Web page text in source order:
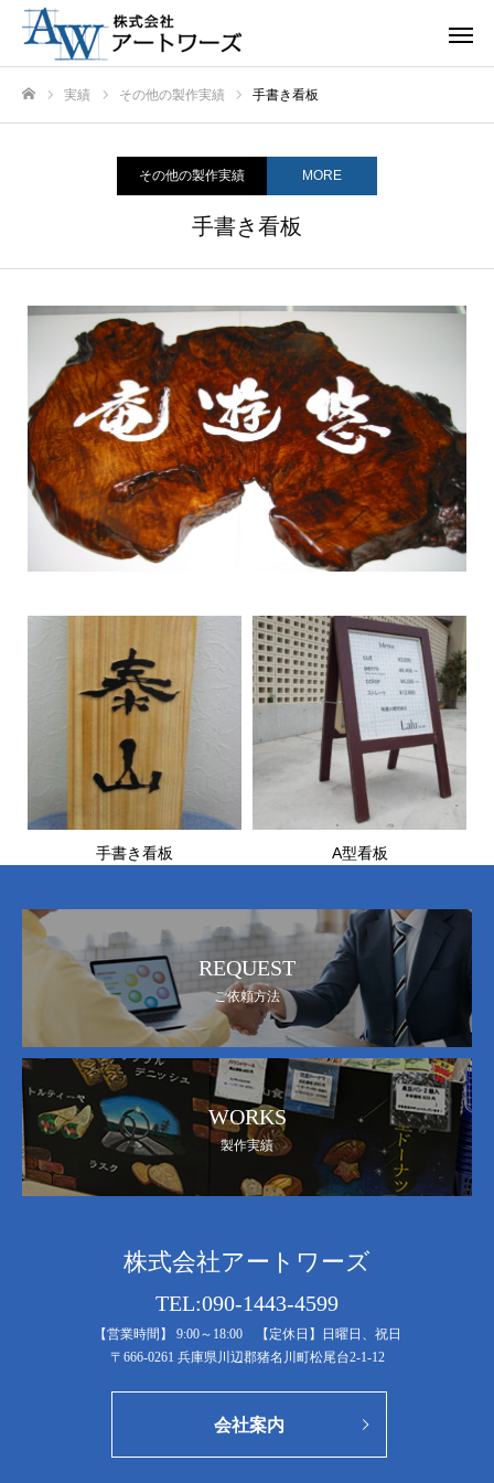
実績 その他の製作実績 手書き看板
その他の製作実績 MORE
手書き看板
手書き看板 A型看板
REQUEST
ご依頼方法
WORKS
製作実績
株式会社アートワーズ
TEL:090-1443-4599
【営業時間】 9:00～18:00 【定休日】日曜日、祝日
〒666-0261 兵庫県川辺郡猪名川町松尾台2-1-12
会社案内